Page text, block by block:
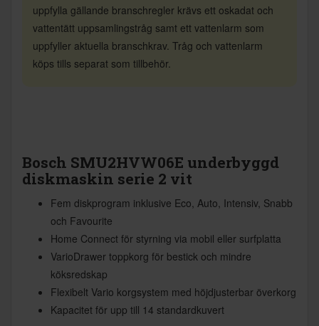
uppfylla gällande branschregler krävs ett oskadat och
vattentätt uppsamlingstråg samt ett vattenlarm som
uppfyller aktuella branschkrav. Tråg och vattenlarm
köps tills separat som tillbehör.
Bosch SMU2HVW06E underbyggd
diskmaskin serie 2 vit
Fem diskprogram inklusive Eco, Auto, Intensiv, Snabb
och Favourite
Home Connect för styrning via mobil eller surfplatta
VarioDrawer toppkorg för bestick och mindre
köksredskap
Flexibelt Vario korgsystem med höjdjusterbar överkorg
Kapacitet för upp till 14 standardkuvert